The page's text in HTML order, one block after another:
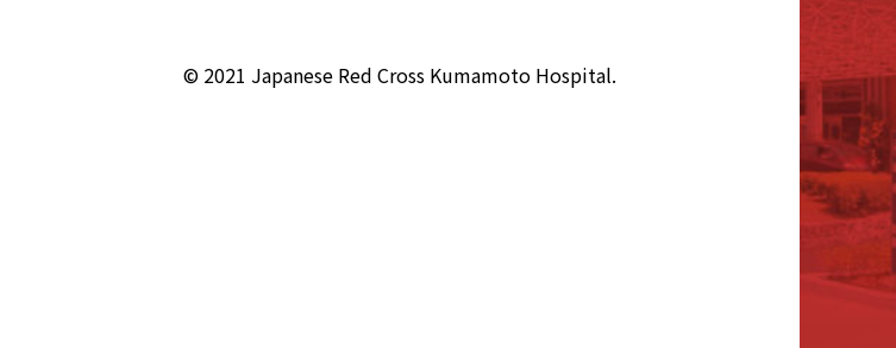
© 2021 Japanese Red Cross Kumamoto Hospital.